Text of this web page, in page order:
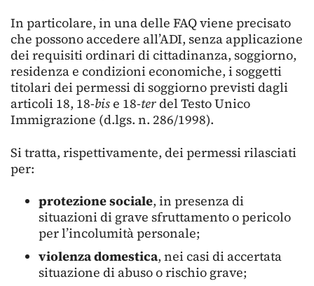
In particolare, in una delle FAQ viene precisato
che possono accedere all’ADI, senza applicazione
dei requisiti ordinari di cittadinanza, soggiorno,
residenza e condizioni economiche, i soggetti
titolari dei permessi di soggiorno previsti dagli
articoli 18, 18-bise 18-terdel Testo Unico
Immigrazione (d.lgs. n. 286/1998).
Si tratta, rispettivamente, dei permessi rilasciati
per:
protezione sociale, in presenza di
situazioni di grave sfruttamento o pericolo
per l’incolumità personale;
violenza domestica, nei casi di accertata
situazione di abuso o rischio grave;